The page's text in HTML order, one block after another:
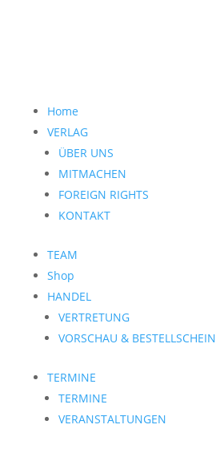
Home
VERLAG
ÜBER UNS
MITMACHEN
FOREIGN RIGHTS
KONTAKT
TEAM
Shop
HANDEL
VERTRETUNG
VORSCHAU & BESTELLSCHEIN
TERMINE
TERMINE
VERANSTALTUNGEN